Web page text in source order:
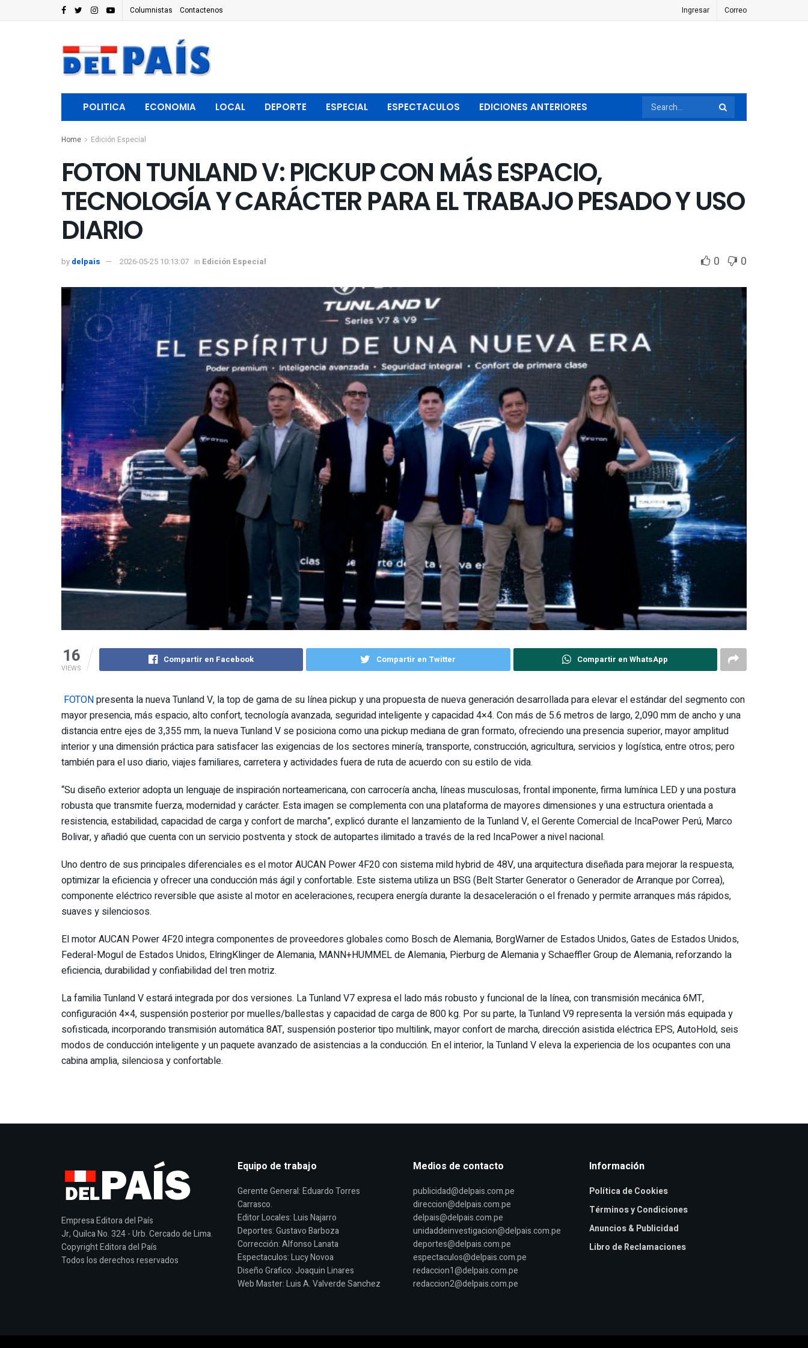
Columnistas Contactenos Ingresar Correo
POLITICA ECONOMIA LOCAL DEPORTE ESPECIAL ESPECTACULOS EDICIONES ANTERIORES
Home Edición Especial
FOTON TUNLAND V: PICKUP CON MÁS ESPACIO,
TECNOLOGÍA Y CARÁCTER PARA EL TRABAJO PESADO Y USO
DIARIO
by delpais 2026-05-25 10:13:07 in Edición Especial 0 0
16
VIEWS
Compartir en Facebook Compartir en Twitter Compartir en WhatsApp
FOTONpresenta la nueva Tunland V, la top de gama de su línea pickup y una propuesta de nueva generación desarrollada para elevar el estándar del segmento con
mayor presencia, más espacio, alto confort, tecnología avanzada, seguridad inteligente y capacidad 4×4. Con más de 5.6 metros de largo, 2,090 mm de ancho y una
distancia entre ejes de 3,355 mm, la nueva Tunland V se posiciona como una pickup mediana de gran formato, ofreciendo una presencia superior, mayor amplitud
interior y una dimensión práctica para satisfacer las exigencias de los sectores minería, transporte, construcción, agricultura, servicios y logística, entre otros; pero
también para el uso diario, viajes familiares, carretera y actividades fuera de ruta de acuerdo con su estilo de vida.
“Su diseño exterior adopta un lenguaje de inspiración norteamericana, con carrocería ancha, líneas musculosas, frontal imponente, firma lumínica LED y una postura
robusta que transmite fuerza, modernidad y carácter. Esta imagen se complementa con una plataforma de mayores dimensiones y una estructura orientada a
resistencia, estabilidad, capacidad de carga y confort de marcha”, explicó durante el lanzamiento de la Tunland V, el Gerente Comercial de IncaPower Perú, Marco
Bolivar, y añadió que cuenta con un servicio postventa y stock de autopartes ilimitado a través de la red IncaPower a nivel nacional.
Uno dentro de sus principales diferenciales es el motor AUCAN Power 4F20 con sistema mild hybrid de 48V, una arquitectura diseñada para mejorar la respuesta,
optimizar la eficiencia y ofrecer una conducción más ágil y confortable. Este sistema utiliza un BSG (Belt Starter Generator o Generador de Arranque por Correa),
componente eléctrico reversible que asiste al motor en aceleraciones, recupera energía durante la desaceleración o el frenado y permite arranques más rápidos,
suaves y silenciosos.
El motor AUCAN Power 4F20 integra componentes de proveedores globales como Bosch de Alemania, BorgWarner de Estados Unidos, Gates de Estados Unidos,
Federal-Mogul de Estados Unidos, ElringKlinger de Alemania, MANN+HUMMEL de Alemania, Pierburg de Alemania y Schaeffler Group de Alemania, reforzando la
eficiencia, durabilidad y confiabilidad del tren motriz.
La familia Tunland V estará integrada por dos versiones. La Tunland V7 expresa el lado más robusto y funcional de la línea, con transmisión mecánica 6MT,
configuración 4×4, suspensión posterior por muelles/ballestas y capacidad de carga de 800 kg. Por su parte, la Tunland V9 representa la versión más equipada y
sofisticada, incorporando transmisión automática 8AT, suspensión posterior tipo multilink, mayor confort de marcha, dirección asistida eléctrica EPS, AutoHold, seis
modos de conducción inteligente y un paquete avanzado de asistencias a la conducción. En el interior, la Tunland V eleva la experiencia de los ocupantes con una
cabina amplia, silenciosa y confortable.
Empresa Editora del País
Jr, Quilca No. 324 - Urb. Cercado de Lima.
Copyright Editora del País
Todos los derechos reservados
Equipo de trabajo
Gerente General: Eduardo Torres
Carrasco.
Editor Locales: Luis Najarro
Deportes: Gustavo Barboza
Corrección: Alfonso Lanata
Espectaculos: Lucy Novoa
Diseño Grafico: Joaquin Linares
Web Master: Luis A. Valverde Sanchez
Medios de contacto
publicidad@delpais.com.pe
direccion@delpais.com.pe
delpais@delpais.com.pe
unidaddeinvestigacion@delpais.com.pe
deportes@delpais.com.pe
espectaculos@delpais.com.pe
redaccion1@delpais.com.pe
redaccion2@delpais.com.pe
Información
Política de Cookies
Términos y Condiciones
Anuncios & Publicidad
Libro de Reclamaciones